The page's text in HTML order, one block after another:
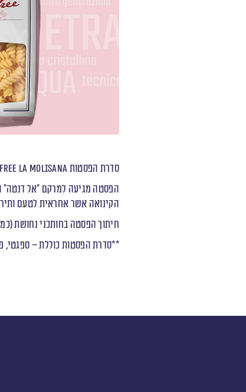
סדרת הפסטותLa Molisana
הפסטה מגיעה למרקם ״אל דנטה״
הקינואה אשר אחראית לטעם
חיתוך הפסטה בחותכני נחושת
**סדרת הפסטות כוללת – ספגטי,